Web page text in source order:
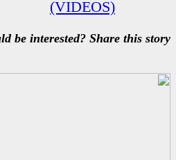
Think your friends would be